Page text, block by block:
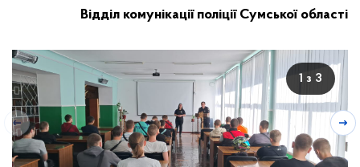
Відділ комунікації поліції Сумської області
1 з 3